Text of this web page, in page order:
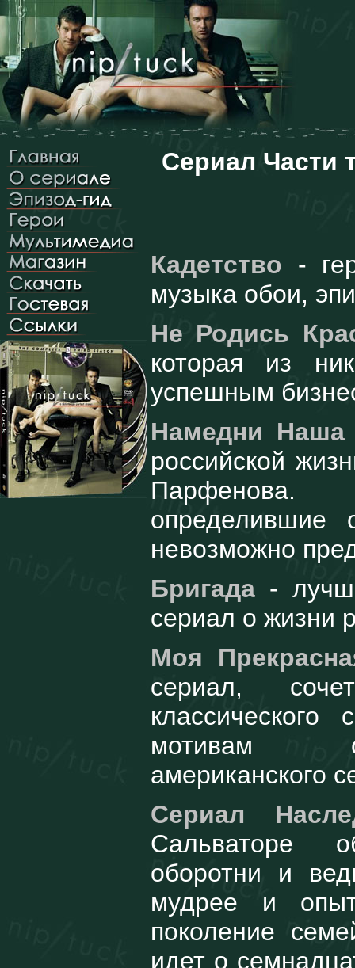
Сериал Части
Кадетство -
музыка обои,
Не Родись
которая из
успешным
Намедни Наша
российской
Парфенова.
невозможно
Бригада -
сериал о жизни
Моя
сериал,
мотивам
американского
Сериал
Сальваторе
оборотни и
мудрее и
поколение
идет о